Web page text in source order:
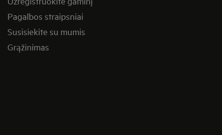
Pagalbos straipsniai
Susisiekite su mumis
Grąžinimas